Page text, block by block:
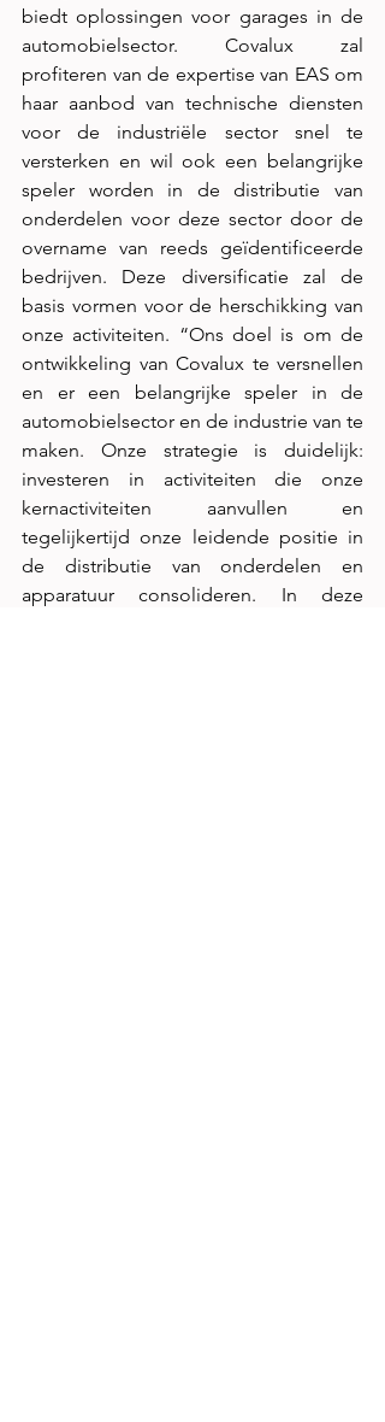
biedt oplossingen voor garages in de
automobielsector. Covalux zal
profiteren van de expertise van EAS om
haar aanbod van technische diensten
voor de industriële sector snel te
versterken en wil ook een belangrijke
speler worden in de distributie van
onderdelen voor deze sector door de
overname van reeds geïdentificeerde
bedrijven. Deze diversificatie zal de
basis vormen voor de herschikking van
onze activiteiten. “Ons doel is om de
ontwikkeling van Covalux te versnellen
en er een belangrijke speler in de
automobielsector en de industrie van te
maken. Onze strategie is duidelijk:
investeren in activiteiten die onze
kernactiviteiten aanvullen en
tegelijkertijd onze leidende positie in
de distributie van onderdelen en
apparatuur consolideren. In deze